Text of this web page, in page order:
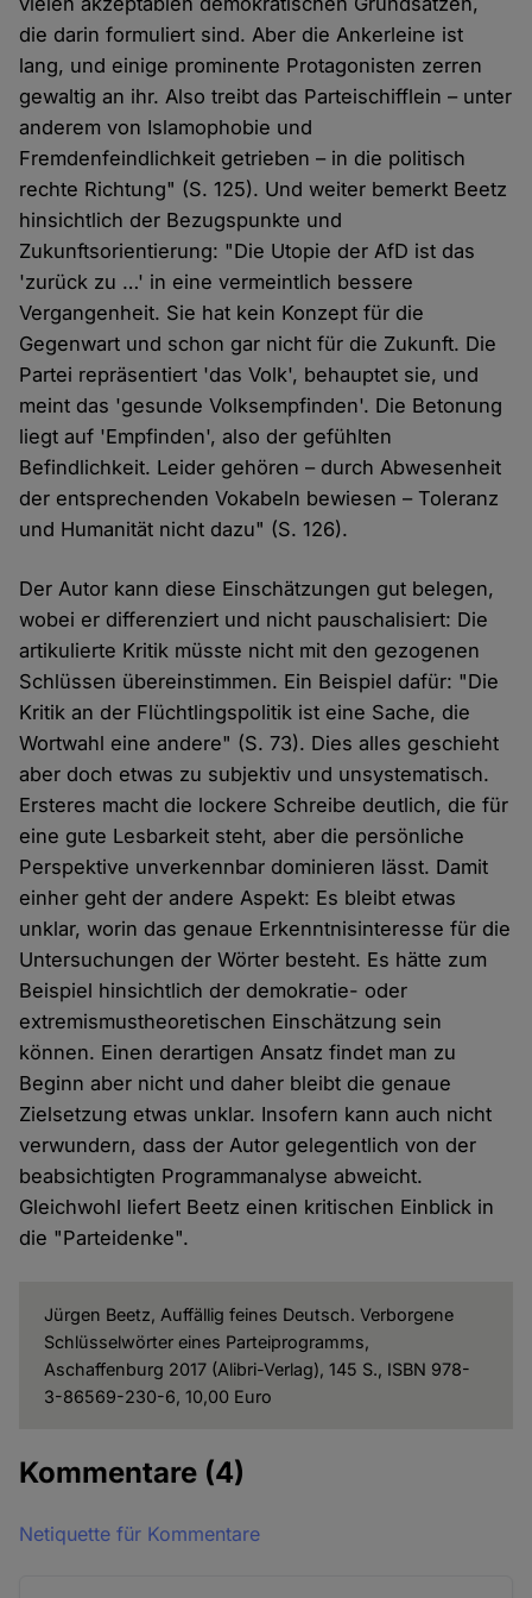
die darin formuliert sind. Aber die Ankerleine ist
lang, und einige prominente Protagonisten zerren
gewaltig an ihr. Also treibt das Parteischifflein – unter
anderem von Islamophobie und
Fremdenfeindlichkeit getrieben – in die politisch
rechte Richtung" (S. 125). Und weiter bemerkt Beetz
hinsichtlich der Bezugspunkte und
Zukunftsorientierung: "Die Utopie der AfD ist das
'zurück zu …' in eine vermeintlich bessere
Vergangenheit. Sie hat kein Konzept für die
Gegenwart und schon gar nicht für die Zukunft. Die
Partei repräsentiert 'das Volk', behauptet sie, und
meint das 'gesunde Volksempfinden'. Die Betonung
liegt auf 'Empfinden', also der gefühlten
Befindlichkeit. Leider gehören – durch Abwesenheit
der entsprechenden Vokabeln bewiesen – Toleranz
und Humanität nicht dazu" (S. 126).
Der Autor kann diese Einschätzungen gut belegen,
wobei er differenziert und nicht pauschalisiert: Die
artikulierte Kritik müsste nicht mit den gezogenen
Schlüssen übereinstimmen. Ein Beispiel dafür: "Die
Kritik an der Flüchtlingspolitik ist eine Sache, die
Wortwahl eine andere" (S. 73). Dies alles geschieht
aber doch etwas zu subjektiv und unsystematisch.
Ersteres macht die lockere Schreibe deutlich, die für
eine gute Lesbarkeit steht, aber die persönliche
Perspektive unverkennbar dominieren lässt. Damit
einher geht der andere Aspekt: Es bleibt etwas
unklar, worin das genaue Erkenntnisinteresse für die
Untersuchungen der Wörter besteht. Es hätte zum
Beispiel hinsichtlich der demokratie- oder
extremismustheoretischen Einschätzung sein
können. Einen derartigen Ansatz findet man zu
Beginn aber nicht und daher bleibt die genaue
Zielsetzung etwas unklar. Insofern kann auch nicht
verwundern, dass der Autor gelegentlich von der
beabsichtigten Programmanalyse abweicht.
Gleichwohl liefert Beetz einen kritischen Einblick in
die "Parteidenke".
Jürgen Beetz, Auffällig feines Deutsch. Verborgene
Schlüsselwörter eines Parteiprogramms,
Aschaffenburg 2017 (Alibri-Verlag), 145 S., ISBN 978-
3-86569-230-6, 10,00 Euro
Kommentare (4)
Netiquette für Kommentare